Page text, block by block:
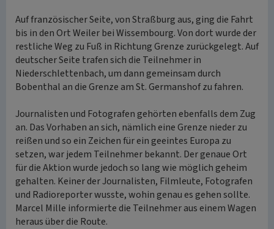
Auf französischer Seite, von Straßburg aus, ging die Fahrt
bis in den Ort Weiler bei Wissembourg. Von dort wurde der
restliche Weg zu Fuß in Richtung Grenze zurückgelegt. Auf
deutscher Seite trafen sich die Teilnehmer in
Niederschlettenbach, um dann gemeinsam durch
Bobenthal an die Grenze am St. Germanshof zu fahren.
Journalisten und Fotografen gehörten ebenfalls dem Zug
an. Das Vorhaben an sich, nämlich eine Grenze nieder zu
reißen und so ein Zeichen für ein geeintes Europa zu
setzen, war jedem Teilnehmer bekannt. Der genaue Ort
für die Aktion wurde jedoch so lang wie möglich geheim
gehalten. Keiner der Journalisten, Filmleute, Fotografen
und Radioreporter wusste, wohin genau es gehen sollte.
Marcel Mille informierte die Teilnehmer aus einem Wagen
heraus über die Route.